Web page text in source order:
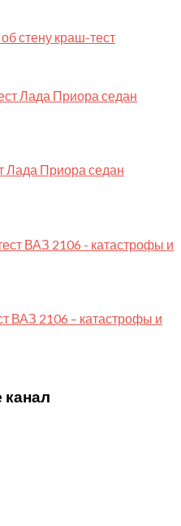
стену краш-тест
Лада Приора седан
ВАЗ 2106 – катастрофы и
канал